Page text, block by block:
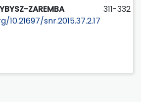
ZAREMBA
311-332
snr.2015.37.2.17